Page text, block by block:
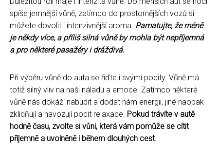
spíše jemnější vůně, zatímco do prostornějších vozů si
můžete dovolit i intenzivnější aroma. Pamatujte, že méně
je někdy více, a příliš silná vůně by mohla být nepříjemná
a pro některé pasažéry i dráždivá.
Při výběru vůně do auta se řiďte i svými pocity. Vůně má
totiž silný vliv na naši náladu a emoce. Zatímco některé
vůně nás dokáží nabudit a dodat nám energii, jiné naopak
zklidňují a navozují pocit relaxace. Pokud trávíte v autě
hodně času, zvolte si vůni, která vám pomůže se cítit
příjemně a uvolněně i během dlouhých cest.